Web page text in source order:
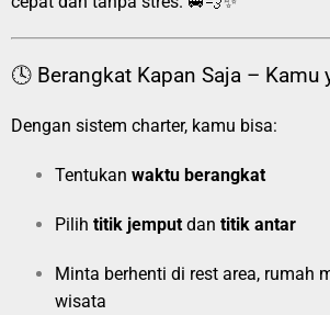
🕓 Berangkat Kapan Saja – Kamu
Dengan sistem charter, kamu bisa:
Tentukan waktu berangkat
Pilih titik jemput dan titik antar
Minta berhenti di rest area, rumah
wisata